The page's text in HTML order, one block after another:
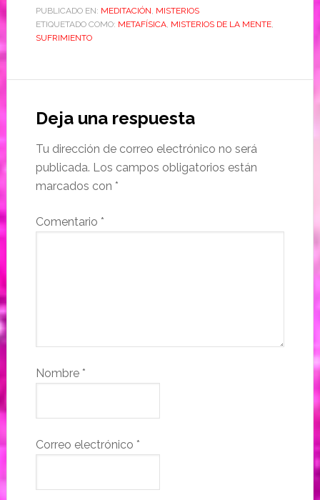
PUBLICADO EN: MEDITACIÓN, MISTERIOS
ETIQUETADO COMO: METAFÍSICA, MISTERIOS DE LA MENTE,
SUFRIMIENTO
Deja una respuesta
Tu dirección de correo electrónico no será
publicada. Los campos obligatorios están
marcados con *
Comentario *
Nombre *
Correo electrónico *